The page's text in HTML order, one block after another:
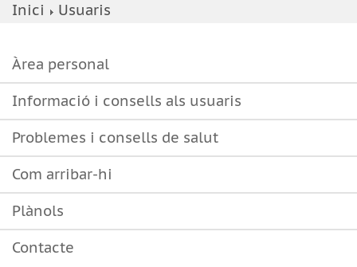
Inici Usuaris
Àrea personal
Informació i consells als usuaris
Problemes i consells de salut
Com arribar-hi
Plànols
Contacte